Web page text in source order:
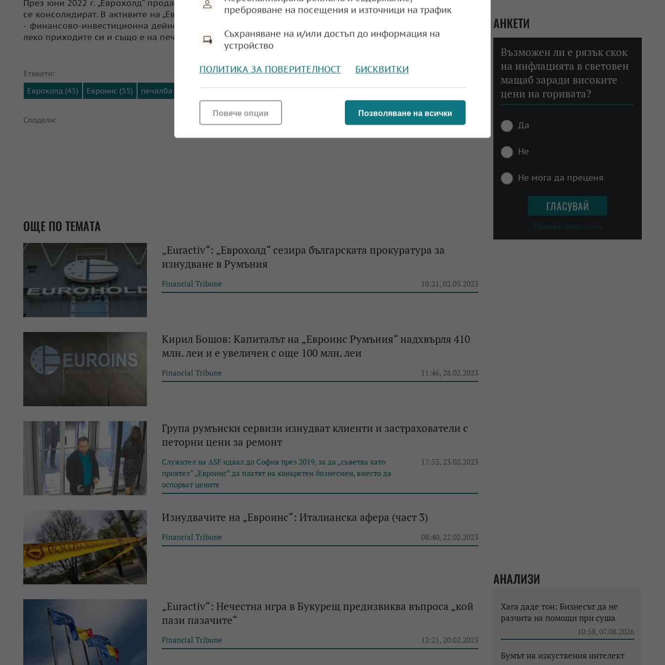
През юни 2022 г. „Еврохолд“ продаде своя автомобилен и лизингов бизнес. Така резултатите им вече не
се консолидират. В активите на „Еврохолд“ остава относително по-малката спрямо останалите сегменти
- финансово-инвестиционна дейност, концентрирана в компанията „Евро-Финанс“ АД, която увеличава
леко приходите си и също е на печалба.
Етикети:
Еврохолд (45)
Евроинс (55) печалба (335) финансова година (13) Евроинс (55) Румъния (150)
Сподели:
ОЩЕ ПО ТЕМАТА
„Еuractiv“: „Еврохолд“ сезира българската прокуратура за
изнудване в Румъния
Financial Tribune 10:21, 02.03.2023
Кирил Бошов: Капиталът на „Евроинс Румъния“ надхвърля 410
млн. леи и е увеличен с още 100 млн. леи
Financial Tribune 11:46, 28.02.2023
Група румънски сервизи изнудват клиенти и застрахователи с
петорни цени за ремонт
Служител на ASF идвал до София през 2019, за да „съветва като
приятел“ „Евроинс“ да платят на конкретен бизнесмен, вместо да
оспорват цените
17:53, 23.02.2023
Изнудвачите на „Евроинс“: Италианска афера (част 3)
Financial Tribune 08:40, 22.02.2023
„Euractiv“: Нечестна игра в Букурещ предизвиква въпроса „кой
пази пазачите“
Financial Tribune 12:21, 20.02.2023
АНКЕТИ
Възможен ли е рязък скок
на инфлацията в световен
мащаб заради високите
цени на горивата?
Да
Не
Не мога да преценя
Покажи резултати
АНАЛИЗИ
Хага даде тон: Бизнесът да не
разчита на помощи при суша
10:58, 07.08.2026
Бумът на изкуствения интелект
преброяване на посещения и източници на трафик
Съхраняване на и/или достъп до информация на
устройство
ПОЛИТИКА ЗА ПОВЕРИТЕЛНОСТ БИСКВИТКИ
Позволяване на всички
Повече опции